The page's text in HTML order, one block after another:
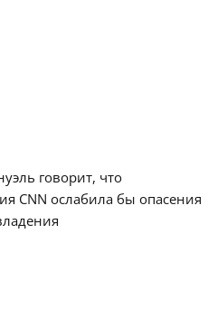
говорит, что
CNN ослабила бы опасения